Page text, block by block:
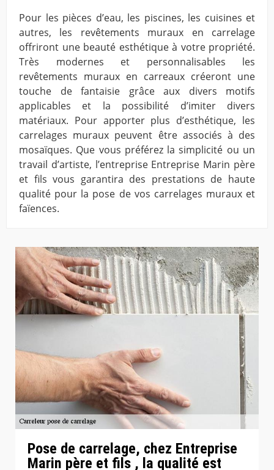
Pour les pièces d’eau, les piscines, les cuisines et
autres, les revêtements muraux en carrelage
offriront une beauté esthétique à votre propriété.
Très modernes et personnalisables les
revêtements muraux en carreaux créeront une
touche de fantaisie grâce aux divers motifs
applicables et la possibilité d’imiter divers
matériaux. Pour apporter plus d’esthétique, les
carrelages muraux peuvent être associés à des
mosaïques. Que vous préférez la simplicité ou un
travail d’artiste, l’entreprise Entreprise Marin père
et fils vous garantira des prestations de haute
qualité pour la pose de vos carrelages muraux et
faïences.
Pose de carrelage, chez Entreprise
Marin père et fils , la qualité est